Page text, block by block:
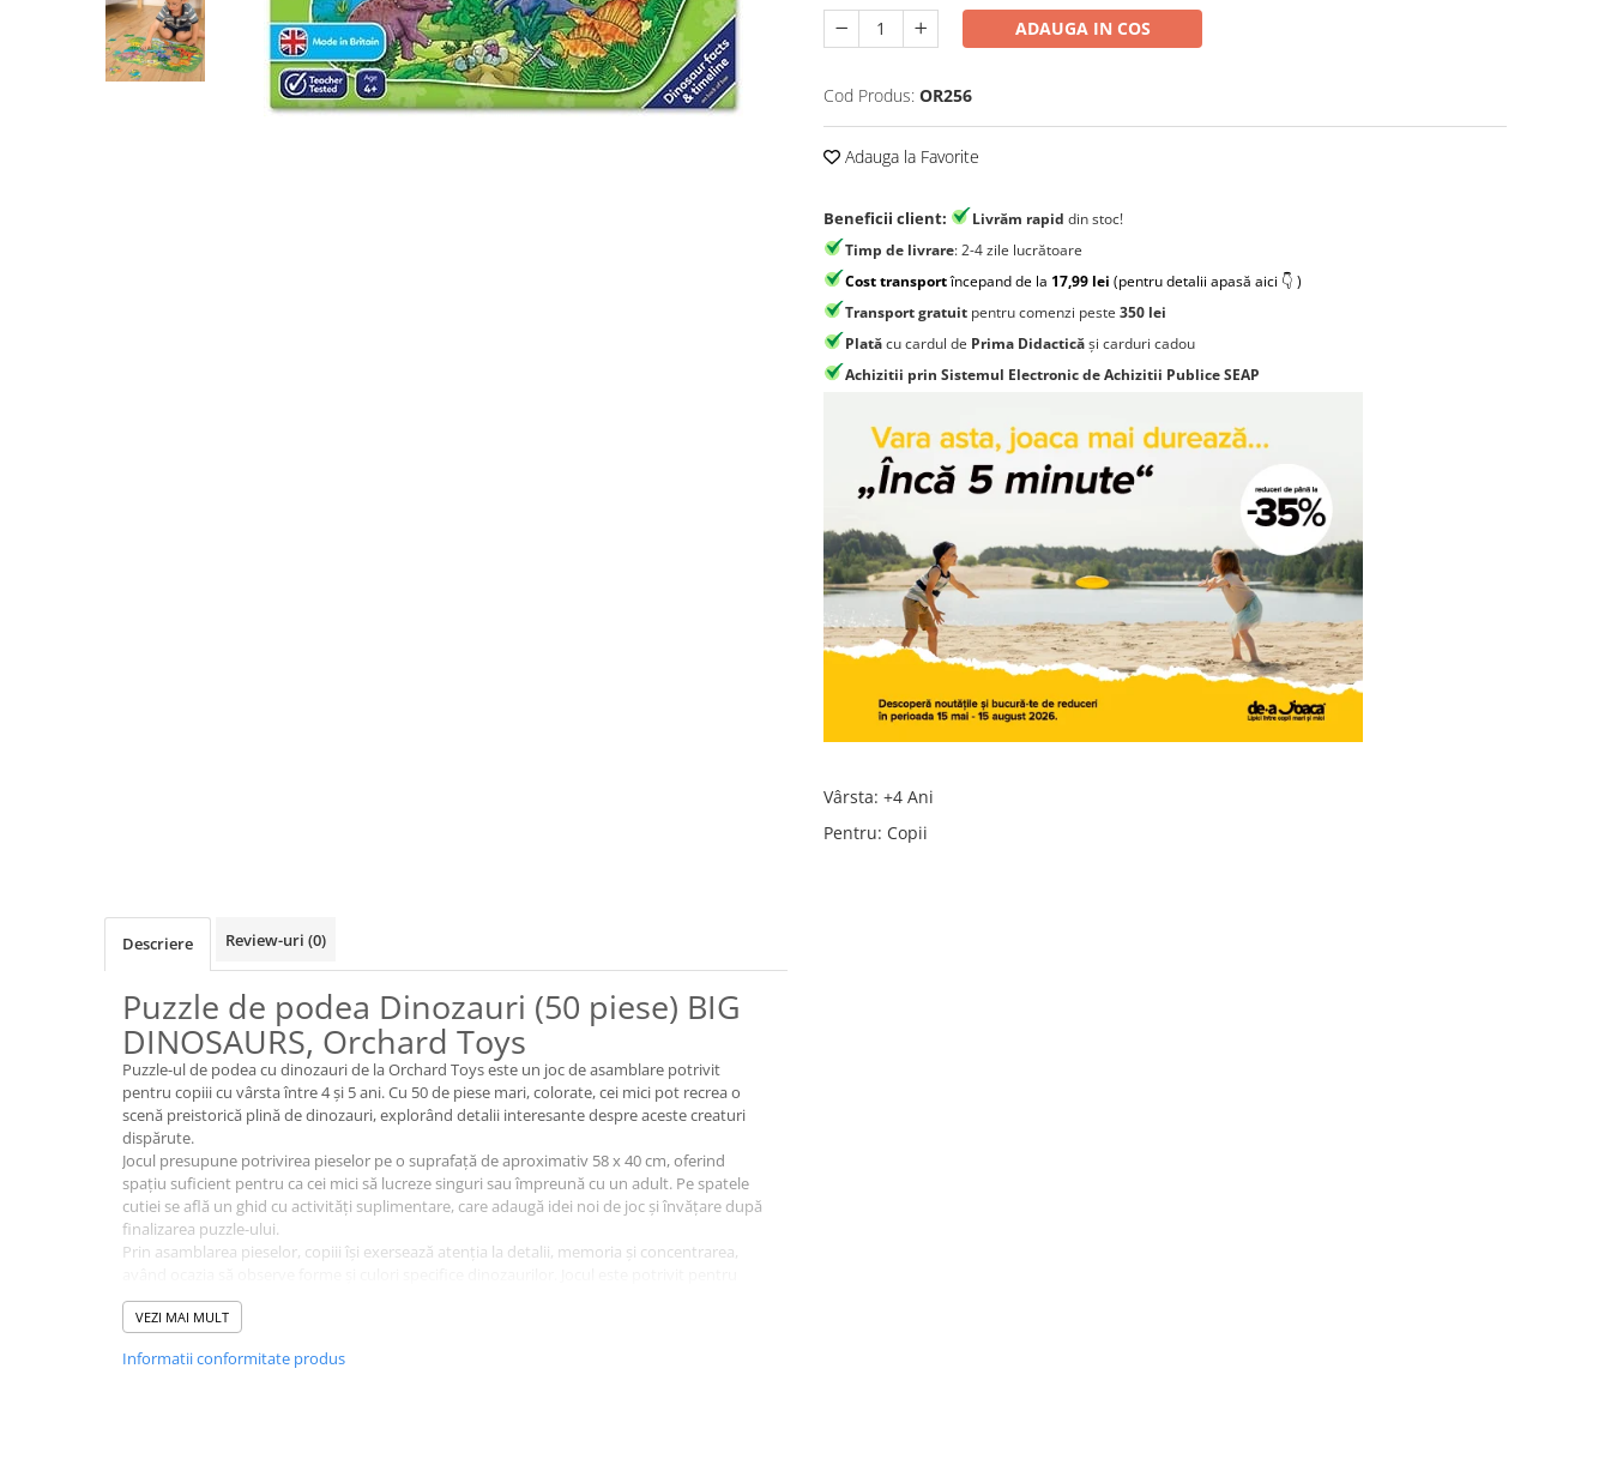
Cuburi de construit
Jocuri creative
Roboti de jucarie
Jucarii bebelusi
Centre de activitati
Plusuri bebelusi
Carti senzoriale bebelusi
Jucarii de sortare
Cuburi din lemn
Jucarii de tras si impins
Jucarii zornaitoare
Puzzle bebelusi
ADAUGA IN COS
Cod Produs: OR256
Adauga la Favorite
Beneficii client: Livrăm rapid din stoc!
Timp de livrare: 2-4 zile lucrătoare
Cost transportîncepand de la 17,99 lei (pentru detalii apasă aici 👇 )
Transport gratuit pentru comenzi peste 350 lei
Platăcu cardul de Prima Didacticăși carduri cadou
Achizitii prin Sistemul Electronic de Achizitii Publice SEAP
Vârsta: +4 Ani
Pentru: Copii
Descriere Review-uri (0)
Puzzle de podea Dinozauri (50 piese) BIG
DINOSAURS, Orchard Toys
Puzzle-ul de podea cu dinozauri de la Orchard Toys este un joc de asamblare potrivit
pentru copiii cu vârsta între 4 și 5 ani. Cu 50 de piese mari, colorate, cei mici pot recrea o
scenă preistorică plină de dinozauri, explorând detalii interesante despre aceste creaturi
dispărute.
Jocul presupune potrivirea pieselor pe o suprafață de aproximativ 58 x 40 cm, oferind
spațiu suficient pentru ca cei mici să lucreze singuri sau împreună cu un adult. Pe spatele
cutiei se află un ghid cu activități suplimentare, care adaugă idei noi de joc și învățare după
finalizarea puzzle-ului.
Prin asamblarea pieselor, copiii își exersează atenția la detalii, memoria și concentrarea,
micii pasionați de animale preistorice care doresc să afle mai multe despre lumea
dinozaurilor.
Dimensiune puzzle finalizat: aproximativ 58 x 40 cm
VEZI MAI MULT
Informatii conformitate produs